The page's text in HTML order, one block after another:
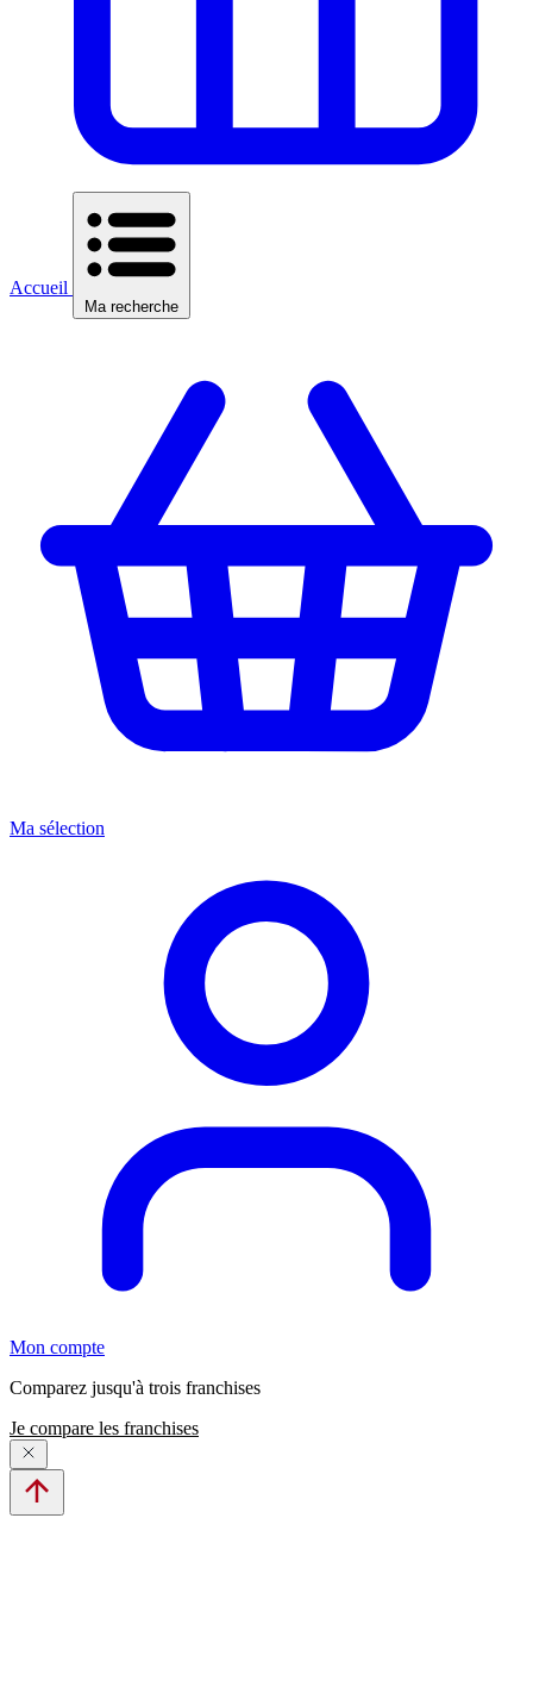
Accueil
Ma recherche
Ma sélection
Mon compte
Comparez jusqu'à trois franchises
Je compare les franchises